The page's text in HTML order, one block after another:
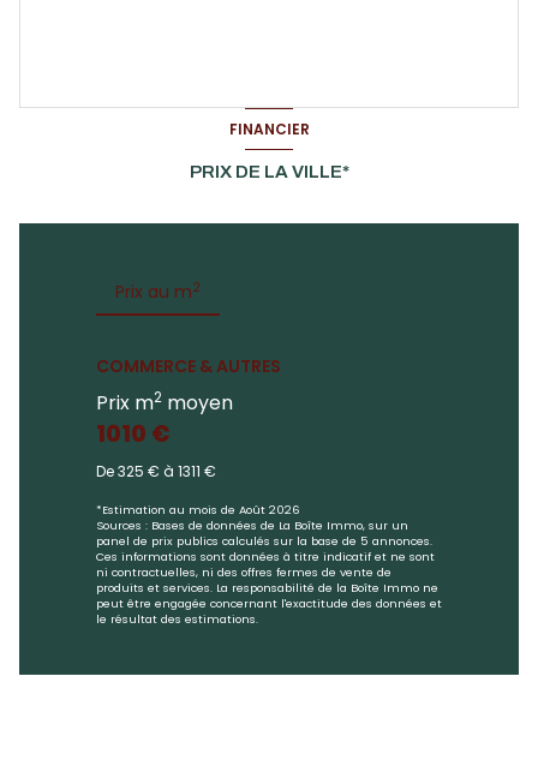
FINANCIER
PRIX DE LA VILLE*
Prix au m2
COMMERCE & AUTRES
Prix m2 moyen
1010 €
De 325 € à 1311 €
*Estimation au mois de Août 2026
Sources : Bases de données de La Boîte Immo, sur un
panel de prix publics calculés sur la base de 5 annonces.
Ces informations sont données à titre indicatif et ne sont
ni contractuelles, ni des offres fermes de vente de
produits et services. La responsabilité de la Boîte Immo ne
peut être engagée concernant l'exactitude des données et
le résultat des estimations.